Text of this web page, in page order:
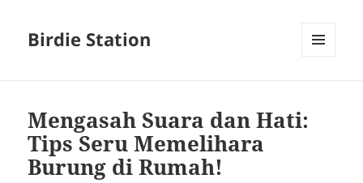
Birdie Station
Mengasah Suara dan Hati:
Tips Seru Memelihara
Burung di Rumah!